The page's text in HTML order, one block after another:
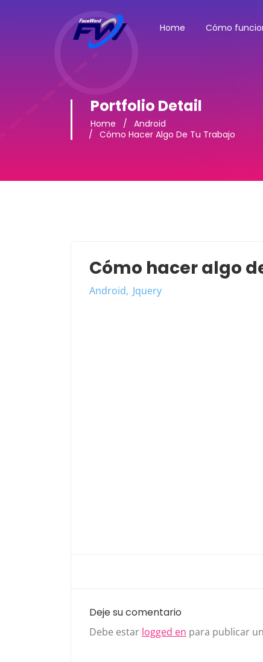
Home Cómo
Portfolio Detail
Home
Android
Cómo Hacer Algo De Tu Trabajo
Cómo hacer algo
Android Jquery
Deje su comentario
Debe estar logged en para publicar